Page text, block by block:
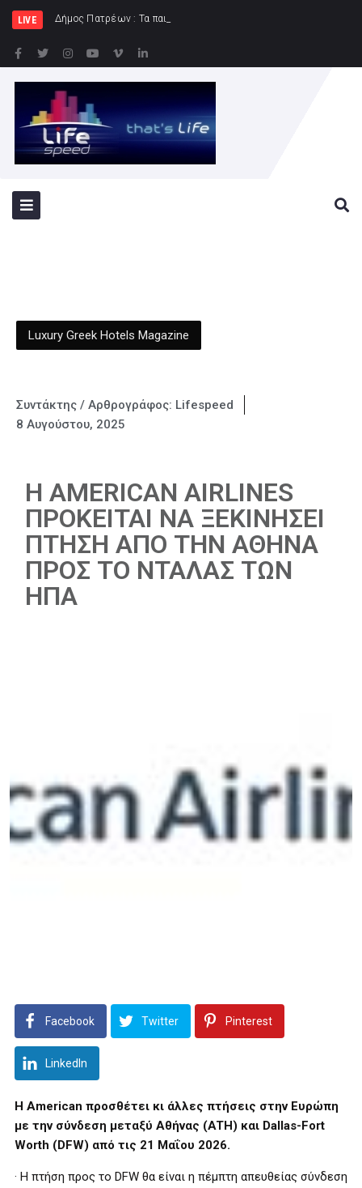
LIVE Δήμος Πατρέων : Τα παιδιά των Ημερήσιων Παιδικ
Luxury Greek Hotels Magazine
Συντάκτης / Αρθρογράφος: Lifespeed
8 Αυγούστου, 2025
H AMERICAN AIRLINES
ΠΡΟΚΕΙΤΑΙ ΝΑ ΞΕΚΙΝΗΣΕΙ
ΠΤΗΣΗ ΑΠΟ ΤΗΝ ΑΘΗΝΑ
ΠΡΟΣ ΤΟ ΝΤΑΛΑΣ ΤΩΝ
ΗΠΑ
Facebook Twitter Pinterest
LinkedIn
Η American προσθέτει κι άλλες πτήσεις στην Ευρώπη
με την σύνδεση μεταξύ Αθήνας (ATH) και Dallas-Fort
Worth (DFW) από τις 21 Μαΐου 2026.
· Η πτήση προς το DFW θα είναι η πέμπτη απευθείας σύνδεση